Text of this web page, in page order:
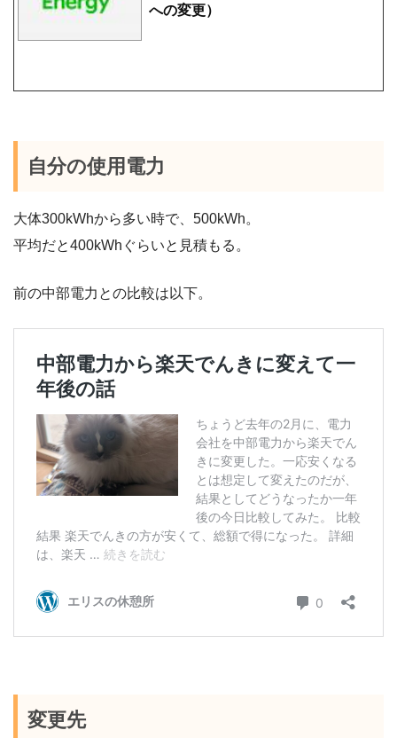
への変更）
自分の使用電力
大体300kWhから多い時で、500kWh。
平均だと400kWhぐらいと見積もる。
前の中部電力との比較は以下。
変更先